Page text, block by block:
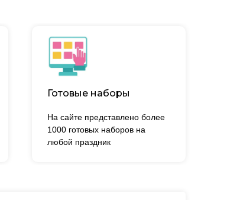
На сайте представлено более
1000 готовых наборов на
любой праздник
Готовые наборы